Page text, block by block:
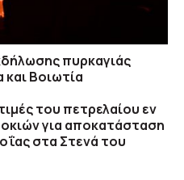
πυρκαγιάς
και Βοιωτία
του πετρελαίου εν
για αποκατάσταση
στα Στενά του